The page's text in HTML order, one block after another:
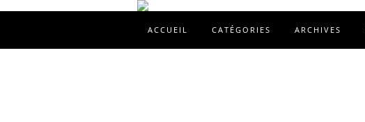
ACCUEIL CATÉGORIES ARCHIVES